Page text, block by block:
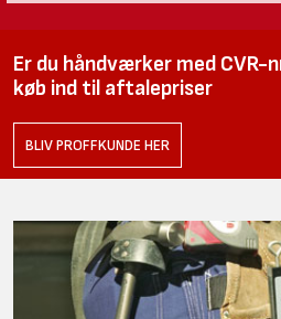
Er du håndværker med CVR-
køb ind til aftalepriser
BLIV PROFFKUNDE HER